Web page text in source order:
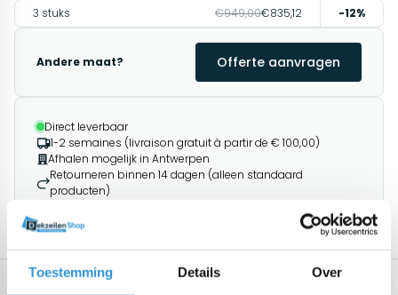
Toestemming Details Over
3 stuks
€949,00€835,12 -12%
Andere maat? Offerte aanvragen
Direct leverbaar
1-2 semaines (livraison gratuit à partir de € 100,00)
Afhalen mogelijk in Antwerpen
Retourneren binnen 14 dagen (alleen standaard
producten)